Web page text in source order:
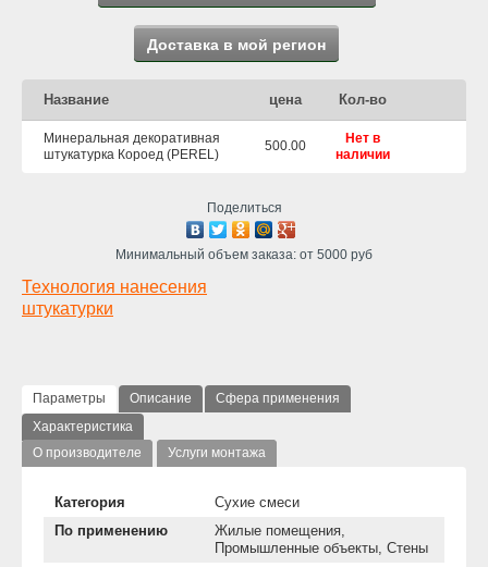
Доставка в мой регион
Название цена Кол-во
Минеральная декоративная
штукатурка Короед (PEREL)
500.00
Нет в
наличии
Поделиться
Минимальный объем заказа: от 5000 руб
Технология нанесения
штукатурки
Параметры Описание
Сфера применения
Характеристика
О производителе
Услуги монтажа
Категория
Сухие смеси
По применению
Жилые помещения,
Промышленные объекты, Стены